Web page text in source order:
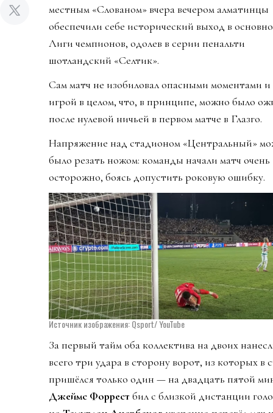
местным «Слованом» вчера вечером алматинцы
обеспечили себе исторический выход в
Лиги чемпионов, одолев в серии пенальти
шотландский «Селтик».
Сам матч не изобиловал опасными моментами
игрой в целом, что, в принципе, можно было
после нулевой ничьей в первом матче в Глазго.
Напряжение над стадионом «Центральный»
было резать ножом: команды начали матч очень
осторожно, боясь допустить роковую ошибку.
Источник изображения: Qsport/ YouTube
За первый тайм оба коллектива на двоих
всего три удара в сторону ворот, из которых в
пришёлся только один — на двадцать пятой
Джеймс Форрест бил с близкой дистанции